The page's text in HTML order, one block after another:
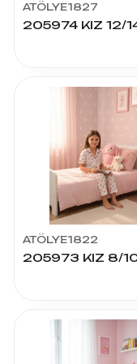
ATÖLYE1827
ATÖLYE1822